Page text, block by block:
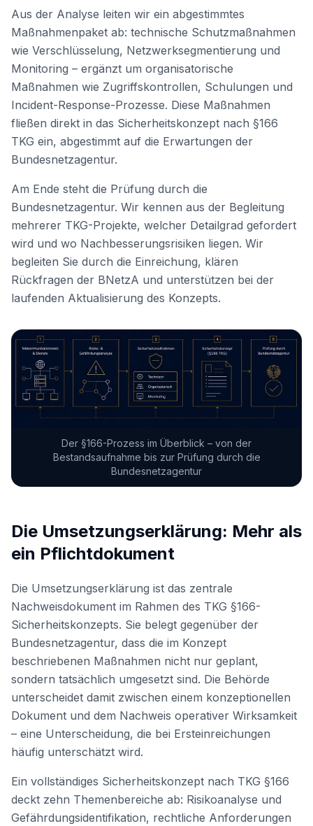
Aus der Analyse leiten wir ein abgestimmtes
Maßnahmenpaket ab: technische Schutzmaßnahmen
wie Verschlüsselung, Netzwerksegmentierung und
Monitoring – ergänzt um organisatorische
Maßnahmen wie Zugriffskontrollen, Schulungen und
Incident-Response-Prozesse. Diese Maßnahmen
fließen direkt in das Sicherheitskonzept nach §166
TKG ein, abgestimmt auf die Erwartungen der
Bundesnetzagentur.
Am Ende steht die Prüfung durch die
Bundesnetzagentur. Wir kennen aus der Begleitung
mehrerer TKG-Projekte, welcher Detailgrad gefordert
wird und wo Nachbesserungsrisiken liegen. Wir
begleiten Sie durch die Einreichung, klären
Rückfragen der BNetzA und unterstützen bei der
laufenden Aktualisierung des Konzepts.
Der §166-Prozess im Überblick – von der
Bestandsaufnahme bis zur Prüfung durch die
Bundesnetzagentur
Die Umsetzungserklärung: Mehr als
ein Pflichtdokument
Die Umsetzungserklärung ist das zentrale
Nachweisdokument im Rahmen des TKG §166-
Sicherheitskonzepts. Sie belegt gegenüber der
Bundesnetzagentur, dass die im Konzept
beschriebenen Maßnahmen nicht nur geplant,
sondern tatsächlich umgesetzt sind. Die Behörde
unterscheidet damit zwischen einem konzeptionellen
Dokument und dem Nachweis operativer Wirksamkeit
– eine Unterscheidung, die bei Ersteinreichungen
häufig unterschätzt wird.
Ein vollständiges Sicherheitskonzept nach TKG §166
deckt zehn Themenbereiche ab: Risikoanalyse und
Gefährdungsidentifikation, rechtliche Anforderungen